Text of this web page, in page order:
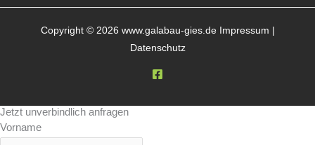
Copyright © 2026 www.galabau-gies.de Impressum
Datenschutz
Jetzt unverbindlich anfragen
Vorname